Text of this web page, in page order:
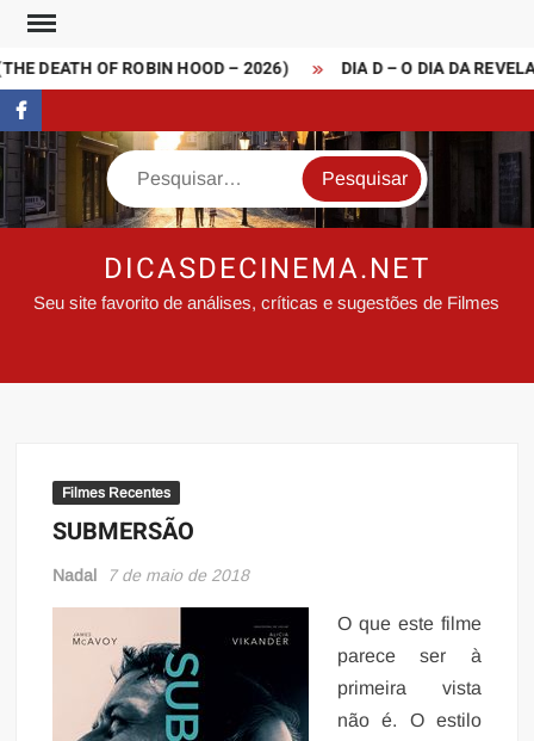
Skip
contentDEATH OF ROBIN HOOD – 2026) DIA D – O DIA DA
FaceBook
Search
DICASDECINEMA.NET
Seu site favorito de análises, críticas e sugestões de Filmes
Filmes Recentes
SUBMERSÃO
Nadal 7 de maio de 2018
O que este filme
parece ser à
primeira vista
não é. O estilo